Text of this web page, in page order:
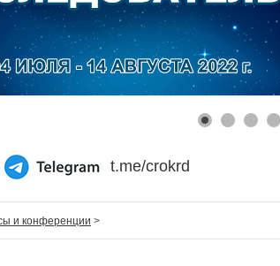
t.me/crokrd
и конференции >